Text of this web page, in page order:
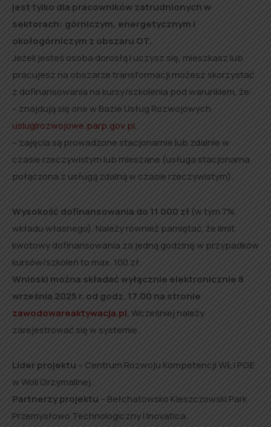
jest tylko dla pracowników zatrudnionych w
sektorach: górniczym, energetycznym i
okołogórniczym z obszaru OT.
Jeżeli jesteś osoba dorosłą i uczysz się, mieszkasz lub
pracujesz na obszarze transformacji możesz skorzystać
z dofinansowania na kursy/szkolenia pod warunkiem, że:
– znajdują się one w Bazie Usług Rozwojowych
uslugirozwojowe.parp.gov.pl,
– zajęcia są prowadzone stacjonarnie lub zdalnie w
czasie rzeczywistym lub mieszane (usługa stacjonarna
połączona z usługą zdalną w czasie rzeczywistym).
Wysokość dofinansowania do 11 000 zł (w tym 7%
wkładu własnego). Należy również pamiętać, że limit
kwotowy dofinansowania za jedną godzinę w przypadków
kursów/szkoleń to max. 100 zł.
Wnioski można składać wyłącznie elektronicznie 8
września 2025 r. od godz. 17.00 na stronie
zawodowareaktywacja.pl.Wcześniej należy
zarejestrować się w systemie.
Lider projektu – Centrum Rozwoju Kompetencji WŁ i PGE
w Woli Grzymalinej.
Partnerzy projektu – Bełchatowsko Kleszczowski Park
Przemysłowo Technologiczny i Inovatica.